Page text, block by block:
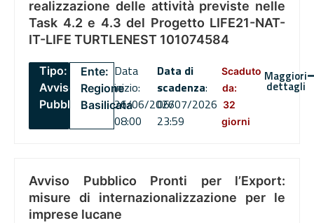
realizzazione delle attività previste nelle
Task 4.2 e 4.3 del Progetto LIFE21-NAT-
IT-LIFE TURTLENEST 101074584
Tipo:
Avviso
Pubblico
Ente:
Regione
Basilicata
Data
inizio:
26/06/2026
08:00
Data di
scadenza:
06/07/2026
23:59
Scaduto
da:
32
giorni
Maggiori
dettagli
Avviso Pubblico Pronti per l’Export:
misure di internazionalizzazione per le
imprese lucane